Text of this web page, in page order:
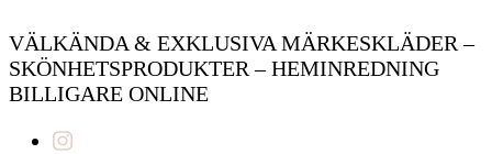
VÄLKÄNDA & EXKLUSIVA MÄRKESKLÄDER –
SKÖNHETSPRODUKTER – HEMINREDNING
BILLIGARE ONLINE